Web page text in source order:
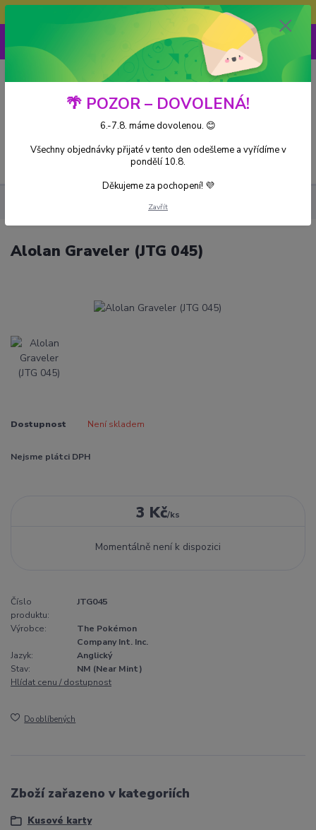
Doprava ZDARMA při nákupu nad 3000Kč
Menu
0 Kč
Alolan Graveler (JTG 045)
Alolan Graveler (JTG 045)
Dostupnost Není skladem
Nejsme plátci DPH
3 Kč/ks
Momentálně není k dispozici
Číslo
produktu:
JTG045
Výrobce:
The Pokémon
Company Int. Inc.
Jazyk:
Anglický
Stav:
NM (Near Mint)
Hlídat cenu / dostupnost
Do oblíbených
Zboží zařazeno v kategoriích
Kusové karty
🌴 POZOR – DOVOLENÁ!
6.-7.8. máme dovolenou. 😊
Všechny objednávky přijaté v tento den odešleme a vyřídíme v
pondělí 10.8.
Děkujeme za pochopení! 💜
Zavřít